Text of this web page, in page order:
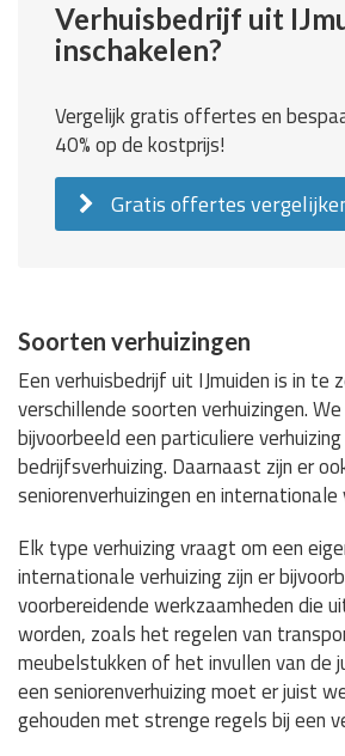
Verhuisbedrijf uit
inschakelen?
Vergelijk gratis offertes en
40% op de kostprijs!
Gratis offertes
Soorten verhuizingen
Een verhuisbedrijf uit IJmuiden is in te
verschillende soorten verhuizingen.
bijvoorbeeld een particuliere
bedrijfsverhuizing. Daarnaast zijn er
seniorenverhuizingen en internationale
Elk type verhuizing vraagt om een
internationale verhuizing zijn er
voorbereidende werkzaamheden die
worden, zoals het regelen van
meubelstukken of het invullen van de
een seniorenverhuizing moet er juist
gehouden met strenge regels bij een